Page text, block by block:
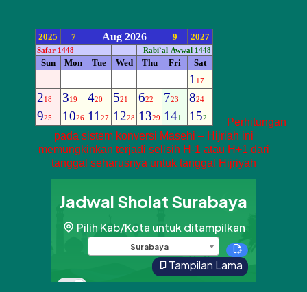
Perhitungan
pada sistem konversi Masehi – Hijriah ini
memungkinkan terjadi selisih H-1 atau H+1 dari
tanggal seharusnya untuk tanggal Hijriyah